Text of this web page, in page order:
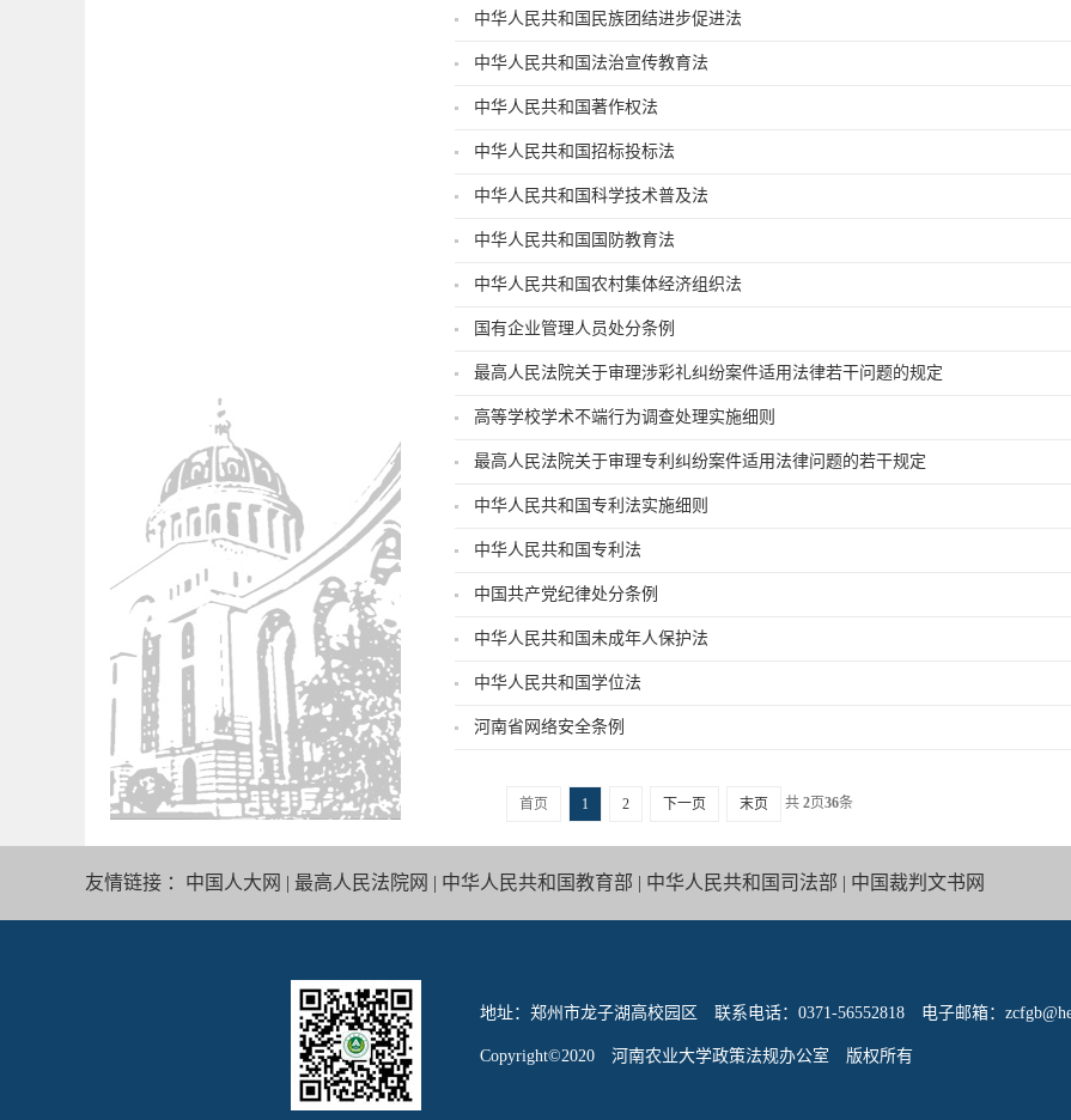
中华人民共和国民族团结进步促进法
中华人民共和国法治宣传教育法
中华人民共和国著作权法
中华人民共和国招标投标法
中华人民共和国科学技术普及法
中华人民共和国国防教育法
中华人民共和国农村集体经济组织法
国有企业管理人员处分条例
最高人民法院关于审理涉彩礼纠纷案件适用法律若干问题的规定
高等学校学术不端行为调查处理实施细则
最高人民法院关于审理专利纠纷案件适用法律问题的若干规定
中华人民共和国专利法实施细则
中华人民共和国专利法
中国共产党纪律处分条例
中华人民共和国未成年人保护法
中华人民共和国学位法
河南省网络安全条例
首页 1 2 下一页 末页 共 2页36条
友情链接 ： 中国人大网 | 最高人民法院网 | 中华人民共和国教育部 | 中华人民共和国司法部 | 中国裁判文书网
地址：郑州市龙子湖高校园区 联系电话：0371-56552818 电子邮箱：
Copyright©2020 河南农业大学政策法规办公室 版权所有